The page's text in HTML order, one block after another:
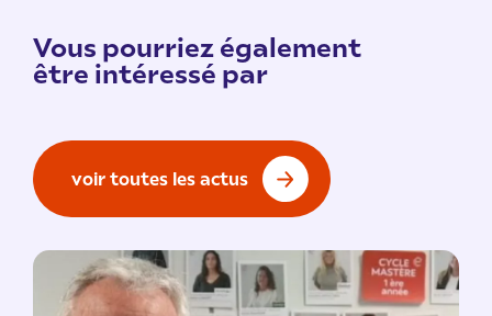
Vous pourriez également
être intéressé par
voir toutes les actus